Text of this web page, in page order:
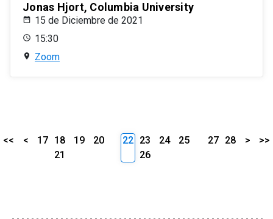
Jonas Hjort, Columbia University
15 de Diciembre de 2021
15:30
Zoom
<< < 17 18 19
20
21
22 23 24
25
26
27 28 > >>